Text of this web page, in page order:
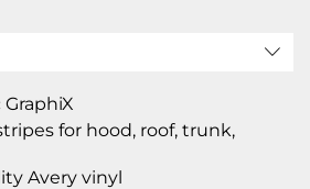
for hood, roof, trunk,
Avery vinyl